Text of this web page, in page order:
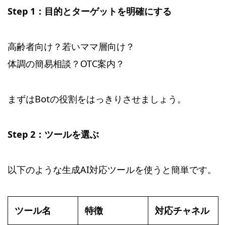
Step 1：目的とターゲットを明確にする
高齢者向け？若いママ層向け？
体調の簡易相談？OTC案内？
まずはBotの役割をはっきりさせましょう。
Step 2：ツールを選ぶ
以下のような生成AI対応ツールを使うと簡単です。
ツール名 特徴 対応チャネル